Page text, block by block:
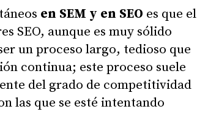
en SEM y en SEO es que el
SEO, aunque es muy sólido
un proceso largo, tedioso que
continua; este proceso suele
del grado de competitividad
las que se esté intentando